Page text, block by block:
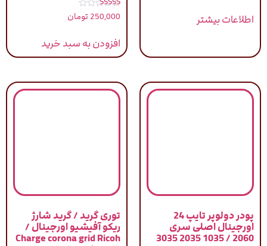
اطلاعات بیشتر نمره
5.00
250,000 تومان
افزودن به سبد خرید
پودر دولوپر تایپ 24
اورجینال اصلی سری
2060 / 1035 2035 3035
توری گرید / گرید شارژ
ریکو آفیشیو اورجینال /
Charge corona grid Ricoh